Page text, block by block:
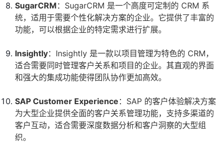
SugarCRM ：SugarCRM 是一个高度可定制的 CRM 系
统，适用于需要个性化解决方案的企业。它提供了丰富的
功能，可以根据企业的特定需求进行扩展。
Insightly：Insightly 是一款以项目管理为特色的 CRM，
适合需要同时管理客户关系和项目的企业。其直观的界面
和强大的集成功能使得团队协作更加高效。
SAP Customer Experience ：SAP 的客户体验解决方案
为大型企业提供全面的客户关系管理功能，支持多渠道的
客户互动，适合需要深度数据分析和客户洞察的大型组
织。